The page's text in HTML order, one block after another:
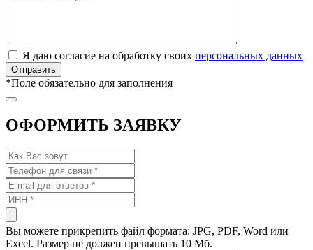
Я даю согласие на обработку своих персональных данных
*Поле обязательно для заполнения
ОФОРМИТЬ ЗАЯВКУ
Вы можете прикрепить файл формата: JPG, PDF, Word или
Excel. Размер не должен превышать 10 Мб.